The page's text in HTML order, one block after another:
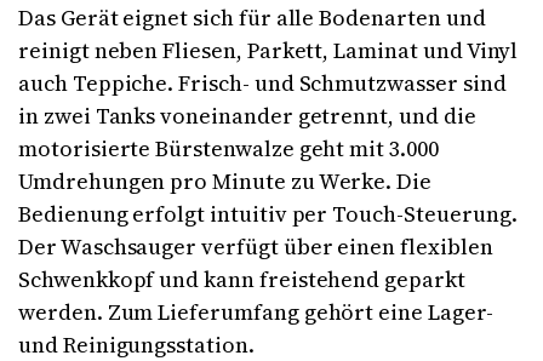
Das Gerät eignet sich für alle Bodenarten und
reinigt neben Fliesen, Parkett, Laminat und Vinyl
auch Teppiche. Frisch- und Schmutzwasser sind
in zwei Tanks voneinander getrennt, und die
motorisierte Bürstenwalze geht mit 3.000
Umdrehungen pro Minute zu Werke. Die
Bedienung erfolgt intuitiv per Touch-Steuerung.
Der Waschsauger verfügt über einen flexiblen
Schwenkkopf und kann freistehend geparkt
werden. Zum Lieferumfang gehört eine Lager-
und Reinigungsstation.